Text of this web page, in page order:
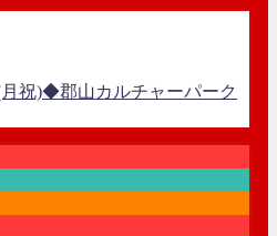
祝)◆郡山カルチャーパーク